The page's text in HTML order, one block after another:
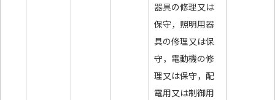
器具の修理又は
保守，照明用器
具の修理又は保
守，電動機の修
理又は保守，配
電用又は制御用